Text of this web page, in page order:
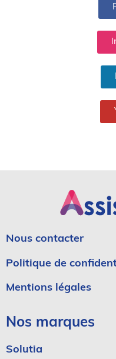
Nous contacter
Politique de
Mentions légales
Nos marques
Solutia